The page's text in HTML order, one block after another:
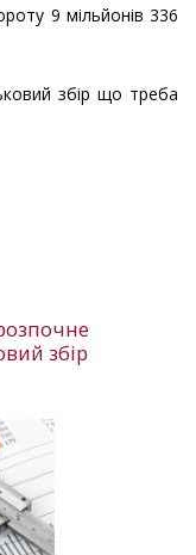
9 мільйонів 336
збір що треба
збір